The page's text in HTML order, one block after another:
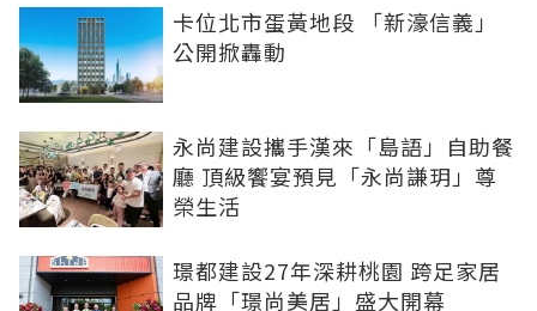
卡位北市蛋黃地段 「新濠信義」
公開掀轟動
永尚建設攜手漢來「島語」自助餐
廳 頂級饗宴預見「永尚謙玥」尊
榮生活
璟都建設27年深耕桃園 跨足家居
品牌「璟尚美居」盛大開幕